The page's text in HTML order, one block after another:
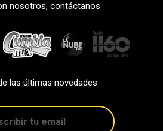
nosotros, contáctanos
las últimas novedades